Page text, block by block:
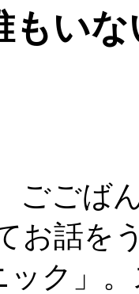
もい
ごごば
お話を
ック」